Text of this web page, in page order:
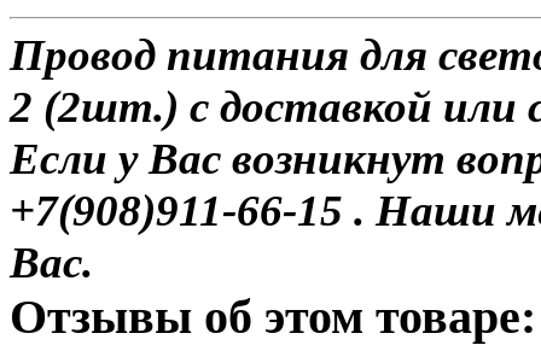
Провод питания для
2 (2шт.) с доставкой или
Если у Вас возникнут
+7(908)911-66-15 . Наши
Вас.
Отзывы об этом товаре: